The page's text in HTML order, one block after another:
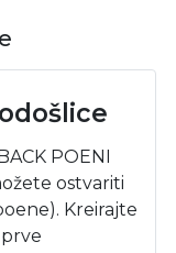
POENI
ostvariti
Kreirajte